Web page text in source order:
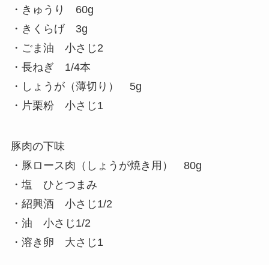
・きゅうり 60g
・きくらげ 3g
・ごま油 小さじ2
・長ねぎ 1/4本
・しょうが（薄切り） 5g
・片栗粉 小さじ1
豚肉の下味
・豚ロース肉（しょうが焼き用） 80g
・塩 ひとつまみ
・紹興酒 小さじ1/2
・油 小さじ1/2
・溶き卵 大さじ1